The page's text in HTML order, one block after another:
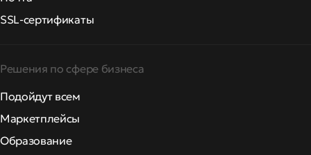
SSL-сертификаты
Решения по сфере бизнеса
Подойдут всем
Маркетплейсы
Образование